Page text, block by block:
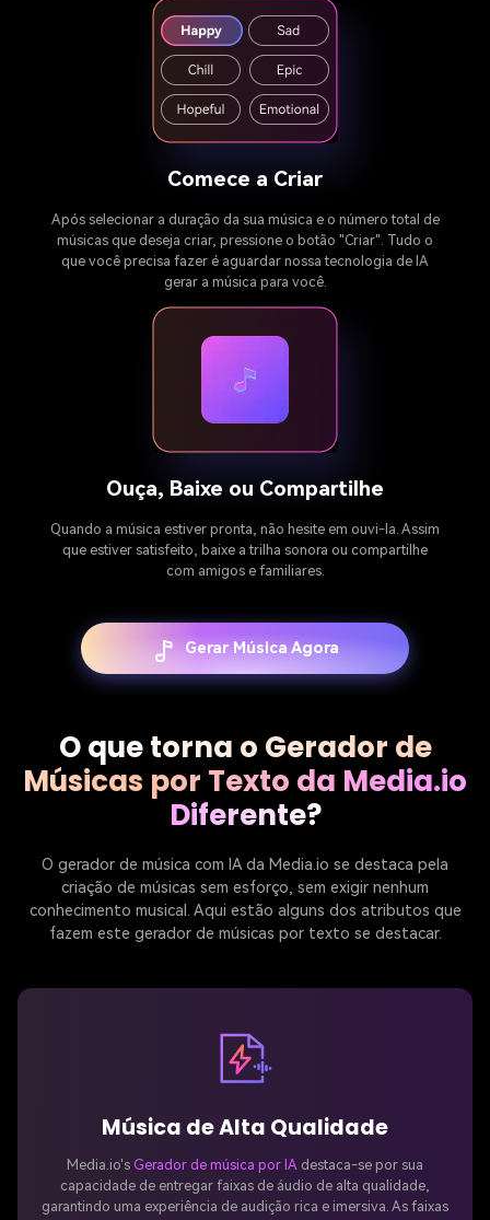
Comece a Criar
Após selecionar a duração da sua música e o número total de
músicas que deseja criar, pressione o botão "Criar". Tudo o
que você precisa fazer é aguardar nossa tecnologia de IA
gerar a música para você.
Ouça, Baixe ou Compartilhe
Quando a música estiver pronta, não hesite em ouvi-la. Assim
que estiver satisfeito, baixe a trilha sonora ou compartilhe
com amigos e familiares.
Gerar Música Agora
O que torna o Gerador de
Músicas por Texto da Media.io
Diferente?
O gerador de música com IA da Media.io se destaca pela
criação de músicas sem esforço, sem exigir nenhum
conhecimento musical. Aqui estão alguns dos atributos que
fazem este gerador de músicas por texto se destacar.
Música de Alta Qualidade
Media.io's Gerador de música por IA destaca-se por sua
capacidade de entregar faixas de áudio de alta qualidade,
garantindo uma experiência de audição rica e imersiva. As faixas